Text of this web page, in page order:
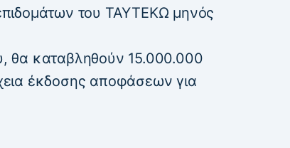
του ΤΑΥΤΕΚΩ μηνός
θα καταβληθούν 15.000.000
έκδοσης αποφάσεων για